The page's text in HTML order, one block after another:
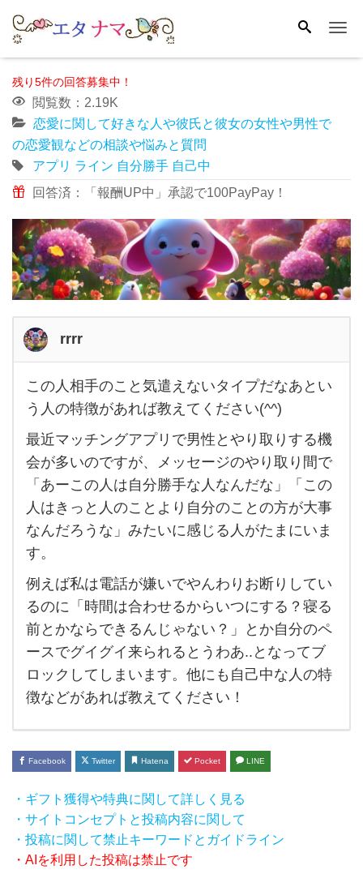
残り5件の回答募集中！
閲覧数：2.19K
恋愛に関して好きな人や彼氏と彼女の女性や男性で
の恋愛観などの相談や悩みと質問
アプリ ライン 自分勝手 自己中
回答済：「報酬UP中」承認で100PayPay！
rrrr
こ
の
人
相
手
の
こ
気
遣
え
な
い
プ
だ
な
あ
と
この人相手のこと気遣えないタイプだなあとい
う人の特徴があれば教えてください(^^)
最近マッチングアプリで男性とやり取りする機
会が多いのですが、メッセージのやり取り間で
「あーこの人は自分勝手な人なんだな」「この
人はきっと人のことより自分のことの方が大事
なんだろうな」みたいに感じる人がたまにいま
す。
例えば私は電話が嫌いでやんわりお断りしてい
るのに「時間は合わせるからいつにする？寝る
前とかならできるんじゃない？」とか自分のペ
ースでグイグイ来られるとうわあ..となってブ
ロックしてしまいます。他にも自己中な人の特
徴などがあれば教えてください！
Facebook Twitter Hatena Pocket LINE
・ギフト獲得や特典に関して詳しく見る
・サイトコンセプトと投稿内容に関して
・投稿に関して禁止キーワードとガイドライン
・AIを利用した投稿は禁止です